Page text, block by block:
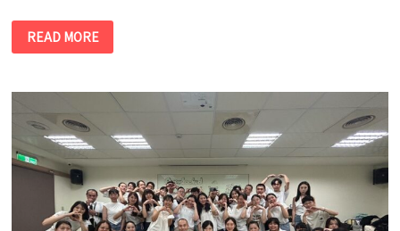
【人
物
特
人
創
業，
透
過
READ MORE